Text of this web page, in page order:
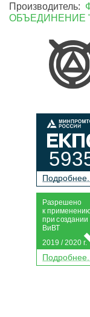
Производитель:
ОБЪЕДИНЕНИЕ
Подробнее...
Подробнее...
Разрешено
к
присоздании
Ви ВТ
2019 / 2020 г.